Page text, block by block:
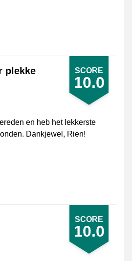
SCORE
10.0
plekke
en heb het lekkerste
Dankjewel, Rien!
SCORE
10.0